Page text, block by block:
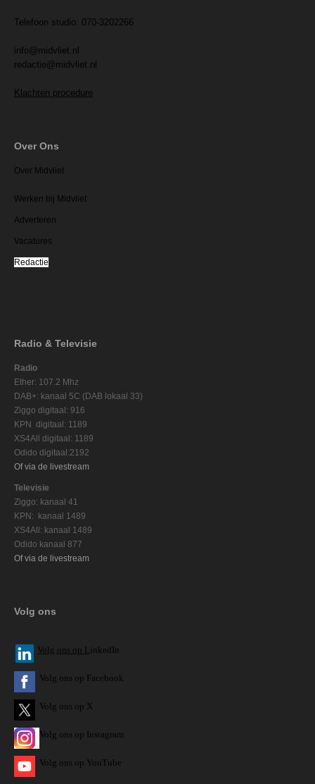
Telefoon studio: 070-3202266
info@midvliet.nl
redactie@midvliet.nl
Klachten procedure
Over Ons
Over Midvliet
Werken bij Midvliet
Adverteren
Vacatures
Redactie
Radio & Televisie
Radio
Ether: 107.2 Mhz
DAB+: kanaal 5C (DAB lokaal 33)
Ziggo digitaal: 916
KPN digitaal: 1189
XS4All digitaal: 1189
Odido digitaal:2192
Of via de livestream
Televisie
Ziggo: kanaal 41
KPN: kanaal 1489
XS4All: kanaal 1489
Odido kanaal 877
Of via de livestream
Volg ons
Volg ons op L inkedIn
Volg ons op Facebook
Volg ons op X
Volg ons op Instagram
Volg ons op YouTube